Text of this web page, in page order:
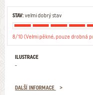
STAV:velmi dobrý stav
8/10 (Velmi pěkné, pouze drobná
ILUSTRACE
-
DALŠÍ INFORMACE